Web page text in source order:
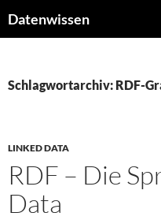
Inhalt
Datenwissen
Schlagwortarchiv: RDF-
LINKED DATA
RDF – Die
Data